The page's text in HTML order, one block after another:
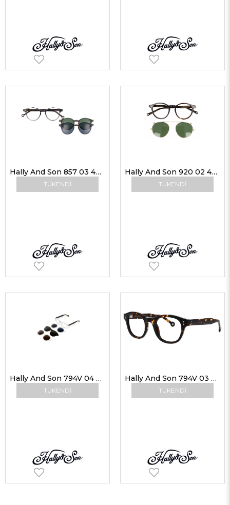
TÜKENDI
Hally And Son 857 03 48-19 G Unisex Güneş Gözlükleri
TÜKENDI
Hally And Son 920 02 48-20 G Unisex Güneş Gözlükleri
TÜKENDI
Hally And Son 794V 04 48-22 G Unisex Güneş Gözlükleri
TÜKENDI
Hally And Son 794V 03 48-22 G Unisex Güneş Gözlükleri